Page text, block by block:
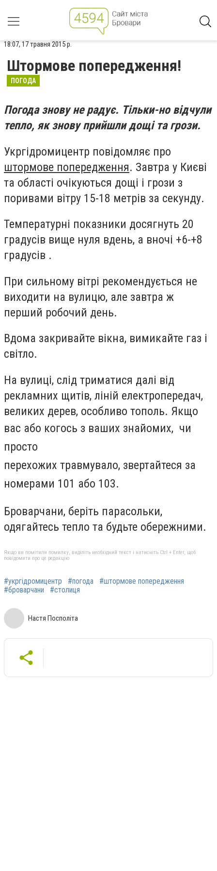
18:07, 17 травня 2015 р.
Штормове попередження!
ПОГОДА
Погода знову не радує. Тільки-но відчули
тепло, як знову прийшли дощі та грози.
Укргідромицентр повідомляє про
штормове попередження. Завтра у Києві
та області очікуються дощі і грози з
поривами вітру 15-18 метрів за секунду.
Температурні показники досягнуть 20
градусів вище нуля вдень, а вночі +6-+8
градусів .
При сильному вітрі рекомендується не
виходити на вулицю, але завтра ж
перший робочий день.
Вдома закривайте вікна, вимикайте газ і
світло.
На вулиці, слід триматися далі від
рекламних щитів, ліній електропередач,
великих дерев, особливо тополь. Якщо
вас або когось з ваших знайомих, чи
просто
перехожих травмувало, звертайтеся за
номерами 101 або 103.
Броварчани, беріть парасольки,
одягайтесь тепло та будьте обережними.
Якщо ви помітили помилку, виділіть необхідний текст і натисніть Ctrl + Enter, щоб
повідомити про це редакцію
#укргідромицентр #погода
#штормове попередження
#броварчани
#столиця
Настя Посполіта